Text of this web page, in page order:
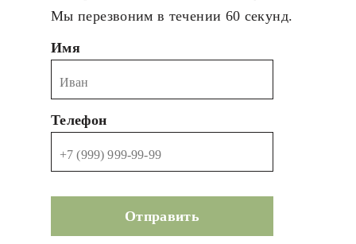
Мы перезвоним в течении 60 секунд.
Имя
Телефон